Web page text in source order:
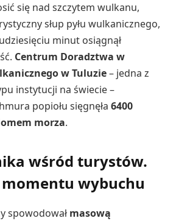
się nad szczytem wulkanu,
słup pyłu wulkanicznego,
minut osiągnął
Centrum Doradztwa w
w Tuluzie– jedna z
instytucji na świecie –
popiołu sięgnęła 6400
morza.
wśród turystów.
wybuchu
spowodował masową